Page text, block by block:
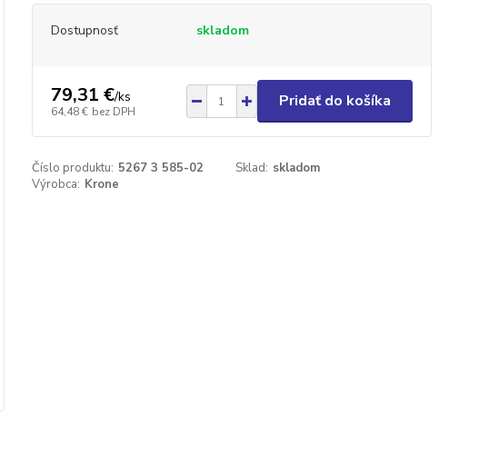
Dostupnosť skladom
79,31 €/ks
64,48 € bez DPH
Pridať do košíka
Číslo produktu: 5267 3 585-02 Sklad: skladom
Výrobca: Krone